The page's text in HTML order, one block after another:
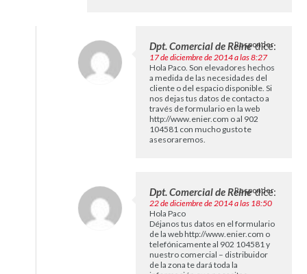
Dpt. Comercial de Reine dice:
17 de diciembre de 2014 a las 8:27
Hola Paco. Son elevadores hechos
a medida de las necesidades del
cliente o del espacio disponible. Si
nos dejas tus datos de contacto a
través de formulario en la web
http://www.enier.com o al 902
104581 con mucho gusto te
asesoraremos.
Responder
Dpt. Comercial de Reine dice:
22 de diciembre de 2014 a las 18:50
Hola Paco
Déjanos tus datos en el formulario
de la webhttp://www.enier.com o
telefónicamente al 902 104581 y
nuestro comercial – distribuidor
de la zona te dará toda la
Responder